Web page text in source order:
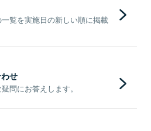
覧を実施日の新しい順に掲載
せ
問にお答えします。